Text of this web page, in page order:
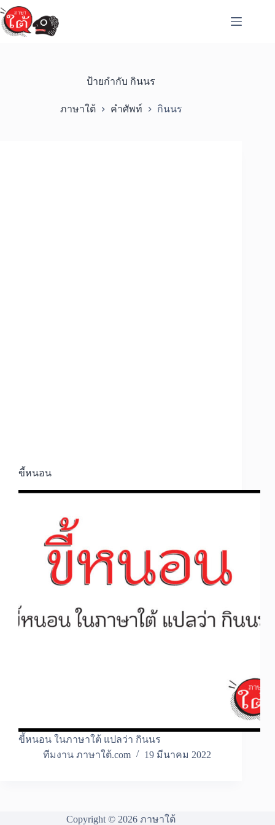
Skip
to
content
ป้ายกำกับ กินนร
ภาษาใต้ คำศัพท์ กินนร
ขี้หนอน
ขี้หนอน ในภาษาใต้ แปลว่า กินนร
ทีมงาน ภาษาใต้.com
19 มีนาคม 2022
Copyright © 2026 ภาษาใต้